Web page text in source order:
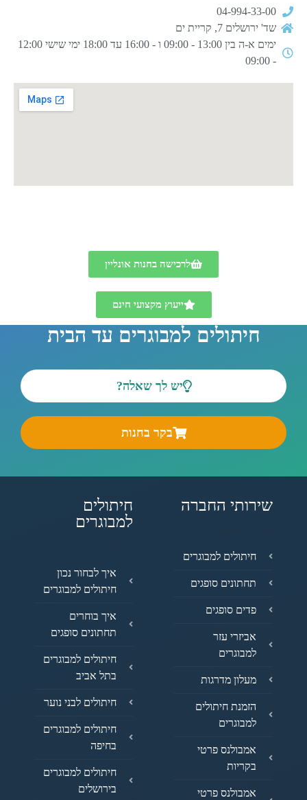
04-994-33-00
שד' ירושלים 7, קריית ים
ימים א-ה בין 13:00 - 09:00 ו - 16:00 עד 18:00 ימי שישי 12:00
- 09:00
לרכישה בחנות אונליין
ייעוץ מקצועי חינם
חיתולים למבוגרים עד הבית
יש לך שאלה?
בקר בחנות
שירותי החברה
חיתולים למבוגרים
תחתונים סופגים
פדים סופגים
אביזרי עזר
למבוגרים
מעלון מדרגות
הזמנת חיתולים
למבוגרים
אמבולנס פרטי
בקריות
אמבולנס פרטי
חיתולים
למבוגרים
איך לבחור נכון
חיתולים למבוגרים
איך בוחרים
תחתונים סופגים
חיתולים למבוגרים
בתל אביב
חיתולים לבני נוער
חיתולים למבוגרים
בחיפה
חיתולים למבוגרים
בירושלים